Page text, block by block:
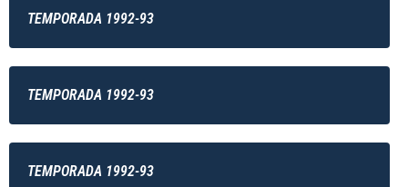
TEMPORADA 1992-93
TEMPORADA 1992-93
TEMPORADA 1992-93